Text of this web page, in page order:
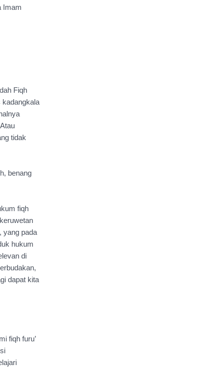
Imam
Fiqh
kadangkala
tidak
benang
fiqh
yang pada
hukum
di
dapat kita
fiqh furu’